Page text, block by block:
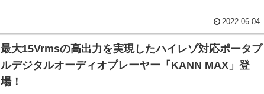
2022.06.04
最大15Vrmsの高出力を実現したハイレゾ対応ポータブ
ルデジタルオーディオプレーヤー「KANN MAX」登
場！